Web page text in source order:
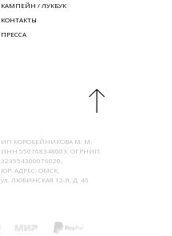
КОНТАКТЫ
ПРЕССА
ИП КОРОБЕЙНИКОВА М. М.
ИНН 550768348003, ОГРНИП
323554300076020,
ЮР. АДРЕС: ОМСК,
ул. ЛЮБИНСКАЯ 12-Я, Д. 46
КАМПЕЙН / ЛУКБУК